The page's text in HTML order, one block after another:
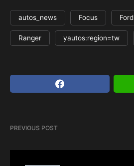
autos_news Focus Ford
Ranger yautos:region=tw
PREVIOUS POST